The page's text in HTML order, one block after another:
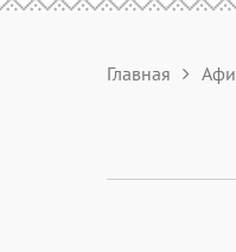
Главная